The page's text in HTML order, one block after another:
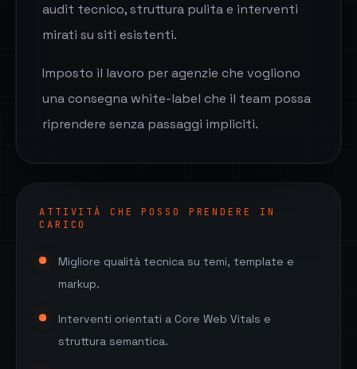
audit tecnico, struttura pulita e interventi
mirati su siti esistenti.
Imposto il lavoro per agenzie che vogliono
una consegna white-label che il team possa
riprendere senza passaggi impliciti.
ATTIVITÀ CHE POSSO PRENDERE IN
CARICO
Migliore qualità tecnica su temi, template e
markup.
Interventi orientati a Core Web Vitals e
struttura semantica.